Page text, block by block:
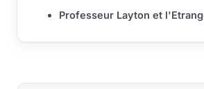
Professeur Layton et